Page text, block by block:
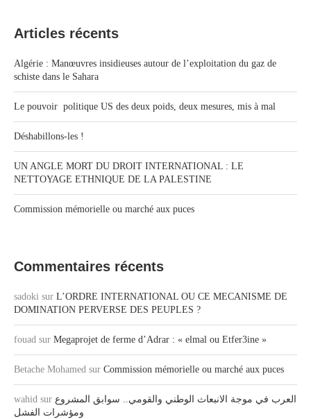
Articles récents
Algérie : Manœuvres insidieuses autour de l’exploitation du gaz de
schiste dans le Sahara
Le pouvoir politique US des deux poids, deux mesures, mis à mal
Déshabillons-les !
UN ANGLE MORT DU DROIT INTERNATIONAL : LE
NETTOYAGE ETHNIQUE DE LA PALESTINE
Commission mémorielle ou marché aux puces
Commentaires récents
sadoki sur L’ORDRE INTERNATIONAL OU CE MECANISME DE
DOMINATION PERVERSE DES PEUPLES ?
fouad sur Megaprojet de ferme d’Adrar : « elmal ou Etfer3ine »
Betache Mohamed sur Commission mémorielle ou marché aux puces
wahid sur العرب في موجة الانبعاث الوطني والقومي.. سوابق المشروع
ومؤشرات الفشل